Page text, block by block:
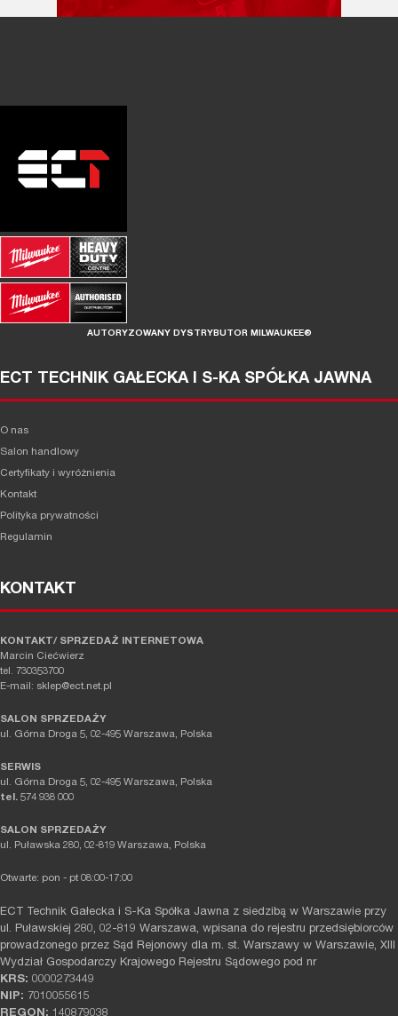
AUTORYZOWANY DYSTRYBUTOR MILWAUKEE®
ECT TECHNIK GAŁECKA I S-KA SPÓŁKA JAWNA
O nas
Salon handlowy
Certyfikaty i wyróżnienia
Kontakt
Polityka prywatności
Regulamin
KONTAKT
KONTAKT/ SPRZEDAŻ INTERNETOWA
Marcin Ciećwierz
tel. 730353700
E-mail: sklep@ect.net.pl
SALON SPRZEDAŻY
ul. Górna Droga 5, 02-495 Warszawa, Polska
SERWIS
ul. Górna Droga 5, 02-495 Warszawa, Polska
tel. 574 938 000
SALON SPRZEDAŻY
ul. Puławska 280, 02-819 Warszawa, Polska
Otwarte: pon - pt 08:00-17:00
ECT Technik Gałecka i S-Ka Spółka Jawna z siedzibą w Warszawie przy
ul. Puławskiej 280, 02-819 Warszawa, wpisana do rejestru przedsiębiorców
prowadzonego przez Sąd Rejonowy dla m. st. Warszawy w Warszawie, XIII
Wydział Gospodarczy Krajowego Rejestru Sądowego pod nr
KRS: 0000273449
NIP: 7010055615